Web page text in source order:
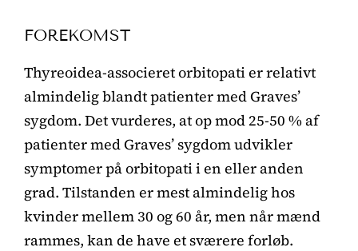
FOREKOMST
Thyreoidea-associeret orbitopati er relativt
almindelig blandt patienter med Graves’
sygdom. Det vurderes, at op mod 25-50 % af
patienter med Graves’ sygdom udvikler
symptomer på orbitopati i en eller anden
grad. Tilstanden er mest almindelig hos
kvinder mellem 30 og 60 år, men når mænd
rammes, kan de have et sværere forløb.